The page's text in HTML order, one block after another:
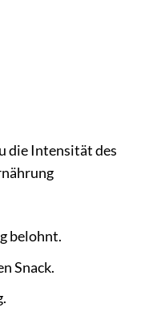
die Intensität des
belohnt.
Snack.